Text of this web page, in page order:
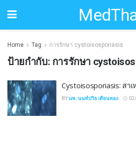
Home Tag การรักษา cystoisosporiasis
ป้ายกำกับ: การรักษา
Cystoisosporiasis: สา
BYนพ. นนท์ปวิธ เคียนทอง